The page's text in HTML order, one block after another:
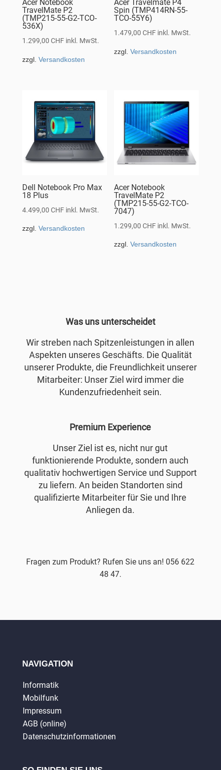
Acer Notebook
TravelMate P2
(TMP215-55-G2-TCO-
536X)
1.299,00 CHF inkl. MwSt.
zzgl. Versandkosten
Acer Travelmate P4
Spin (TMP414RN-55-
TCO-55Y6)
1.479,00CHF inkl. MwSt.
zzgl.Versandkosten
Dell Notebook Pro Max
18 Plus
4.499,00 CHF inkl. MwSt.
zzgl. Versandkosten
Acer Notebook
TravelMate P2
(TMP215-55-G2-TCO-
7047)
1.299,00CHF inkl. MwSt.
zzgl.Versandkosten
Was uns unterscheidet
Wir streben nach Spitzenleistungen in allen
Aspekten unseres Geschäfts. Die Qualität
unserer Produkte, die Freundlichkeit unserer
Mitarbeiter: Unser Ziel wird immer die
Kundenzufriedenheit sein.
Premium Experience
Unser Ziel ist es, nicht nur gut
funktionierende Produkte, sondern auch
qualitativ hochwertigen Service und Support
zu liefern. An beiden Standorten sind
qualifizierte Mitarbeiter für Sie und Ihre
Anliegen da.
Fragen zum Produkt? Rufen Sie uns an! 056 622
48 47.
NAVIGATION
Informatik
Mobilfunk
Impressum
AGB (online)
Datenschutzinformationen